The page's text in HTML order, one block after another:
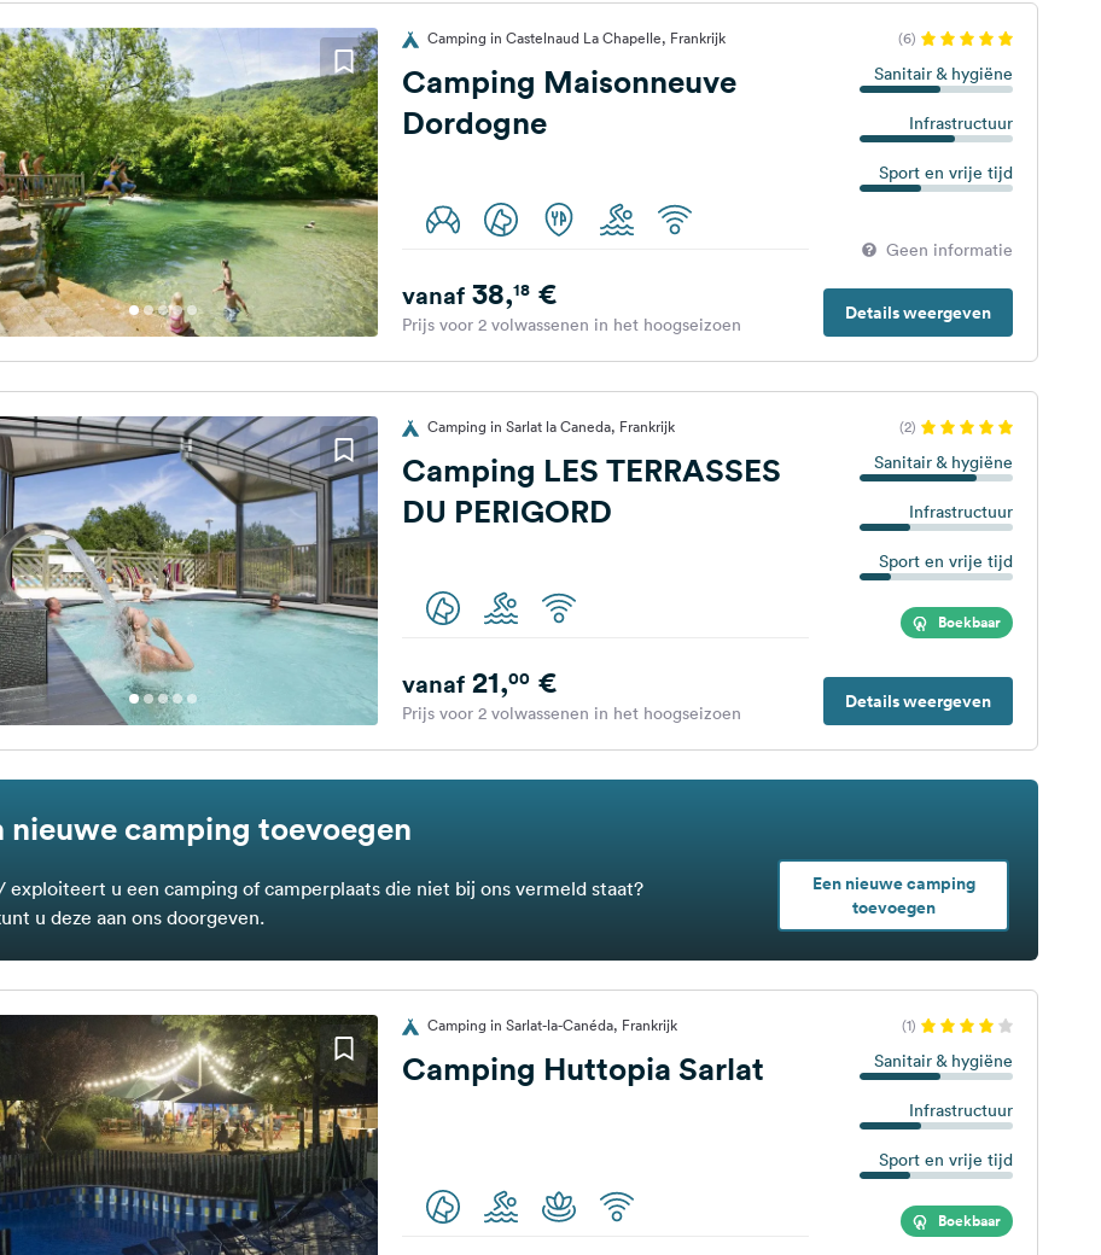
Camping in Castelnaud La Chapelle, Frankrijk (6)
Camping Maisonneuve
Dordogne
Sanitair & hygiëne
Infrastructuur
Sport en vrije tijd
Geen informatie
Details weergeven
vanaf38,18€
Prijs voor 2 volwassenen in het hoogseizoen
Camping in Sarlat la Caneda, Frankrijk (2)
Camping LES TERRASSES
DU PERIGORD
Sanitair & hygiëne
Infrastructuur
Sport en vrije tijd
Boekbaar
Details weergeven
vanaf21,00€
Prijs voor 2 volwassenen in het hoogseizoen
nieuwe camping toevoegen
exploiteert u een camping of camperplaats die niet bij ons vermeld staat?
u deze aan ons doorgeven.
Een nieuwe camping
toevoegen
Camping in Sarlat-la-Canéda, Frankrijk (1)
Camping Huttopia Sarlat Sanitair & hygiëne
Infrastructuur
Sport en vrije tijd
Boekbaar